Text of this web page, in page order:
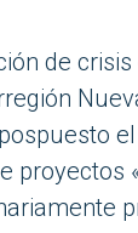
de
proyectos